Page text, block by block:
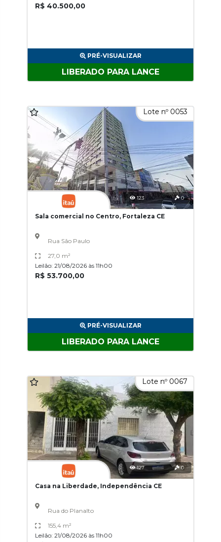
R$ 40.500,00
PRÉ-VISUALIZAR
LIBERADO PARA LANCE
Lote nº 0053
123 0
Sala comercial no Centro, Fortaleza CE
Rua São Paulo
27,0 m²
Leilão: 21/08/2026 às 11h00
R$ 53.700,00
PRÉ-VISUALIZAR
LIBERADO PARA LANCE
Lote nº 0067
127 0
Casa na Liberdade, Independência CE
Rua do Planalto
155,4 m²
Leilão: 21/08/2026 às 11h00